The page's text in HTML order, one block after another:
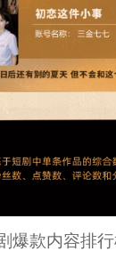
爆款内容排